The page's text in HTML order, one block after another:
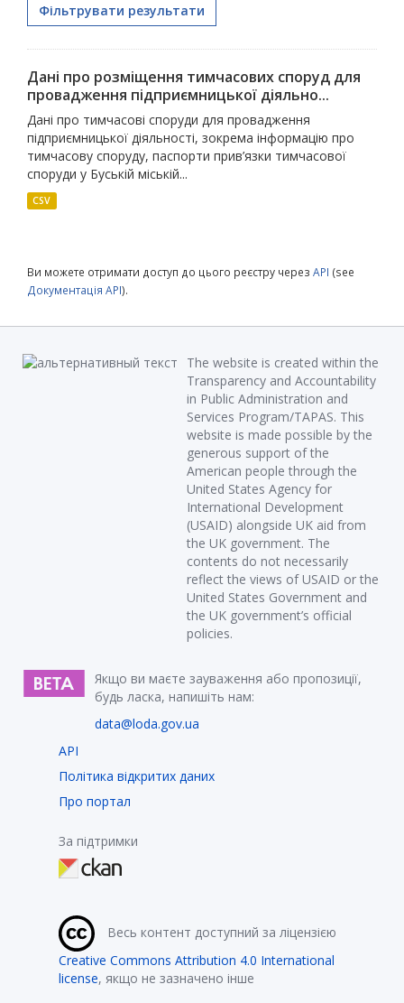
Фільтрувати результати
Дані про розміщення тимчасових споруд для
провадження підприємницької діяльно...
Дані про тимчасові споруди для провадження
підприємницької діяльності, зокрема інформацію про
тимчасову споруду, паспорти прив’язки тимчасової
споруди у Буській міській...
CSV
Ви можете отримати доступ до цього реєстру через API (see
Документація API).
The website is created within the
Transparency and Accountability
in Public Administration and
Services Program/TAPAS. This
website is made possible by the
generous support of the
American people through the
United States Agency for
International Development
(USAID) alongside UK aid from
the UK government. The
contents do not necessarily
reflect the views of USAID or the
United States Government and
the UK government’s official
policies.
Якщо ви маєте зауваження або пропозиції,
будь ласка, напишіть нам:
data@loda.gov.ua
API
Політика відкритих даних
Про портал
За підтримки
Весь контент доступний за ліцензією
Creative Commons Attribution 4.0 International
license, якщо не зазначено інше